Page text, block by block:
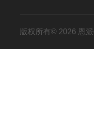
版权所有© 2026 恩